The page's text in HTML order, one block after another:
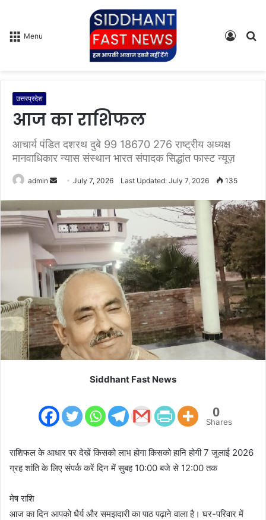
Menu
Log
उत्तरप्रदेश
आज का राशिफल
आचार्य पंडित दशरथ दुबे 99 18670 276 राष्ट्रीय अध्यक्ष
मानवाधिकार न्यास संस्थान भारत संपादक सिद्धांत फास्ट न्यूज़
admin
n
d
a
n
e
a
l
July 7, 2026 Last Updated: July 7, 2026 135
Siddhant Fast News
0
Shares
राशिफल के आधार पर देखें किसको लाभ होगा किसको हानि होगी 7 जुलाई 2026
ग्रह शांति के लिए संपर्क करें दिन में सुबह 10:00 बजे से 12:00 तक
मेष राशि
आज का दिन आपको धैर्य और समझदारी का पाठ पढ़ाने वाला है। घर-परिवार में